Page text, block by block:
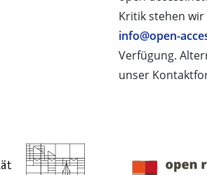
Kritik stehen
info@open-
Verfügung.
unser